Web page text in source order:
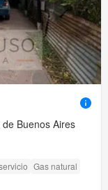
Buenos Aires
Gas natural